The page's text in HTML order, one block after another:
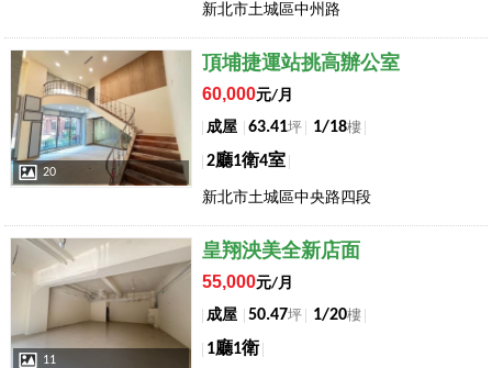
新北市土城區中州路
店長推薦
20
頂埔捷運站挑高辦公室
60,000元/月
成屋
63.41坪 1/18樓
2廳1衛4室
新北市土城區中央路四段
店長推薦
11
皇翔泱美全新店面
55,000元/月
成屋
50.47坪 1/20樓
1廳1衛